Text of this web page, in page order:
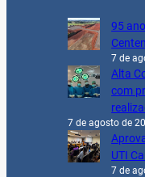
95
7 de
Alta
com
7 de agosto de
UTI
7 de